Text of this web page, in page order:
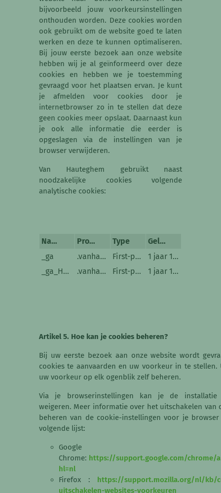
bijvoorbeeld jouw voorkeursinstellingen
onthouden worden. Deze cookies worden
ook gebruikt om de website goed te laten
werken en deze te kunnen optimaliseren.
Bij jouw eerste bezoek aan onze website
hebben wij je al geïnformeerd over deze
cookies en hebben we je toestemming
gevraagd voor het plaatsen ervan. Je kunt
je afmelden voor cookies door je
internetbrowser zo in te stellen dat deze
geen cookies meer opslaat. Daarnaast kun
je ook alle informatie die eerder is
opgeslagen via de instellingen van je
browser verwijderen.
Van Hauteghem gebruikt naast
noodzakelijke cookies volgende
analytische cookies:
Naam Provider Type
Geldigheidsduur
_ga
.vanhauteghem.be First-party
1 jaar 1 maand
_ga_HFB0CQH9YM
.vanhauteghem.be First-party 1 jaar 1 maand
Artikel 5. Hoe kan je cookies beheren?
Bij uw eerste bezoek aan onze website wordt
cookies te aanvaarden en uw voorkeur in te stellen.
uw voorkeur op elk ogenblik zelf beheren.
Via je browserinstellingen kan je de installatie
weigeren. Meer informatie over het uitschakelen van
beheren van de cookie-instellingen voor je
volgende lijst:
Google
Chrome: https://support.google.com/chrome/
hl=nl
Firefox :
https://support.mozilla.org/nl/kb/
uitschakelen-websites-voorkeuren